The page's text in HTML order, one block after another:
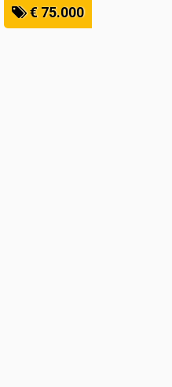
€ 75.000